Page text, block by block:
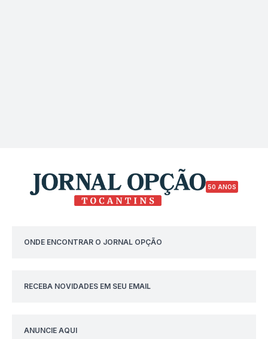
50 ANOS
ONDE ENCONTRAR O JORNAL OPÇÃO
RECEBA NOVIDADES EM SEU EMAIL
ANUNCIE AQUI